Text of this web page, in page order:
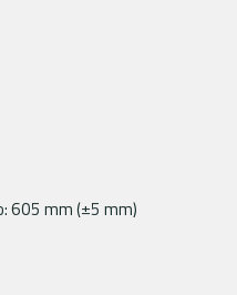
605 mm (±5 mm)